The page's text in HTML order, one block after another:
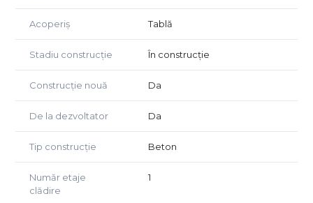
Acoperiș Tablă
Stadiu construcție În construcție
Construcție nouă Da
De la dezvoltator Da
Tip construcție Beton
Număr etaje
clădire
1